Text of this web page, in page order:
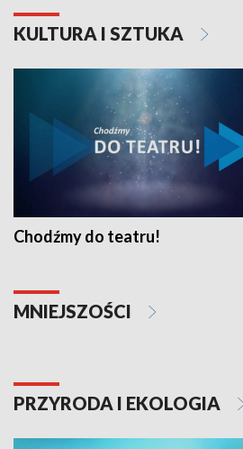
KULTURA I SZTUKA
Chodźmy do teatru!
MNIEJSZOŚCI
PRZYRODA I EKOLOGIA